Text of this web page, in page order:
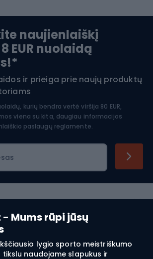
Mums rūpi jūsų
lygio sporto meistriškumo
tikslu naudojame slapukus ir
sportui
naujienlaiškį
EUR nuolaidą
ir prieiga prie naujų produktų
kurių bendra vertė viršija 80 EUR,
viena su kita, daugiau informacijos
paslaugų reglamente.